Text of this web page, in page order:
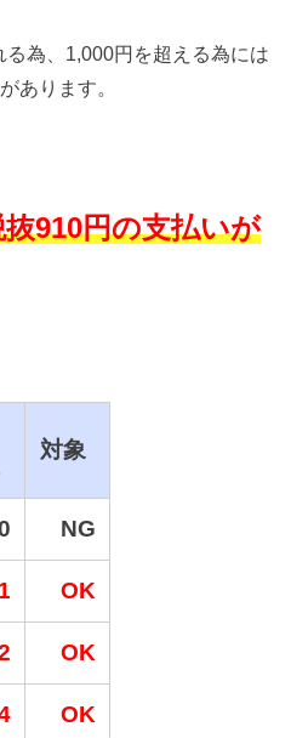
為、1,000円を超える為には
あります。
抜910円の支払いが
対象
NG
OK
OK
OK